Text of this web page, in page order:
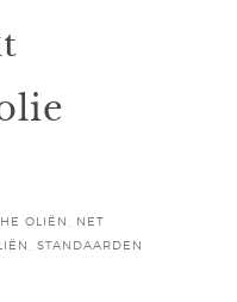
OLIËN
NET
STANDAARDEN